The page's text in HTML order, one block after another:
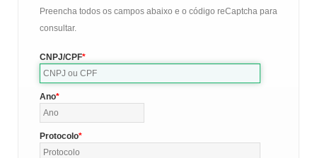
Preencha todos os campos abaixo e o código reCaptcha para
consultar.
CNPJ/CPF
Ano
Protocolo